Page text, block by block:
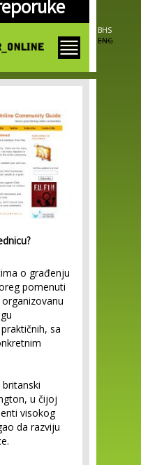
BHS
ENG
o građenju
pomenuti
sa
u čijoj
visokog
da razviju